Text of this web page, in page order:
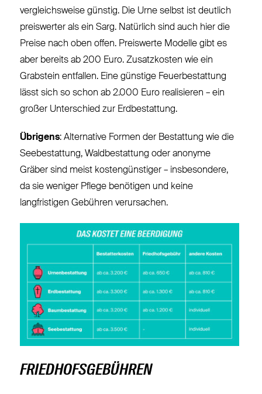
vergleichsweise günstig. Die Urne selbst ist deutlich
preiswerter als ein Sarg. Natürlich sind auch hier die
Preise nach oben offen. Preiswerte Modelle gibt es
aber bereits ab 200 Euro. Zusatzkosten wie ein
Grabstein entfallen. Eine günstige Feuerbestattung
lässt sich so schon ab 2.000 Euro realisieren – ein
großer Unterschied zur Erdbestattung.
Übrigens: Alternative Formen der Bestattung wie die
Seebestattung, Waldbestattung oder anonyme
Gräber sind meist kostengünstiger – insbesondere,
da sie weniger Pflege benötigen und keine
langfristigen Gebühren verursachen.
FRIEDHOFSGEBÜHREN